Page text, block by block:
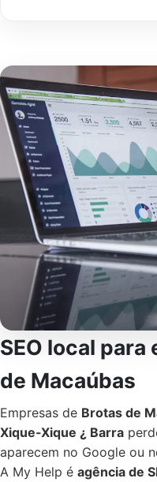
SEO local para
de Macaúbas
Empresas de Brotas de
Xique-Xique ¿ Barra
aparecem no Google ou
A My Help é agência de